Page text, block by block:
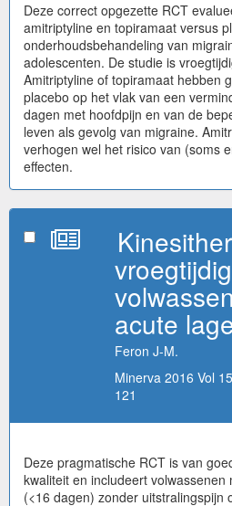
Deze correct opgezette RCT
amitriptyline en topiramaat versus
onderhoudsbehandeling van
adolescenten. De studie is
Amitriptyline of topiramaat hebben
placebo op het vlak van een
dagen met hoofdpijn en van de
leven als gevolg van migraine.
verhogen wel het risico van (soms
effecten.
acute
Feron J-M.
Minerva 2016 Vol
121
Deze pragmatische RCT is van
kwaliteit en includeert volwassenen
(<16 dagen) zonder uitstralingspijn